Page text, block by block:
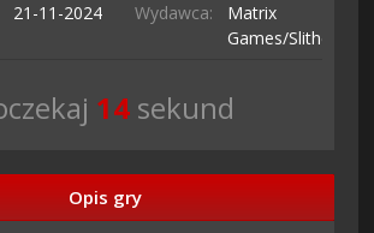
21-11-2024 Wydawca:
Matrix
Games/Slitherine
13 sekund
Opis gry